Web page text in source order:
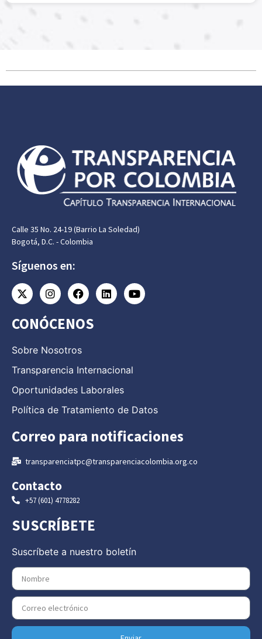
Calle 35 No. 24-19 (Barrio La Soledad)
Bogotá, D.C. - Colombia
Síguenos en:
CONÓCENOS
Sobre Nosotros
Transparencia Internacional
Oportunidades Laborales
Política de Tratamiento de Datos
Correo para notificaciones
transparenciatpc@transparenciacolombia.org.co
Contacto
+57 (601) 4778282
SUSCRÍBETE
Suscríbete a nuestro boletín